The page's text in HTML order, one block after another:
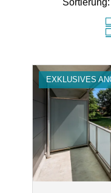
EXKLUSIVES